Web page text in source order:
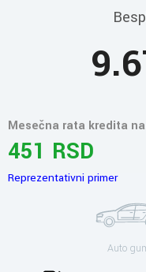
Mesečna rata kredita
451 RSD
Reprezentativni primer
Auto